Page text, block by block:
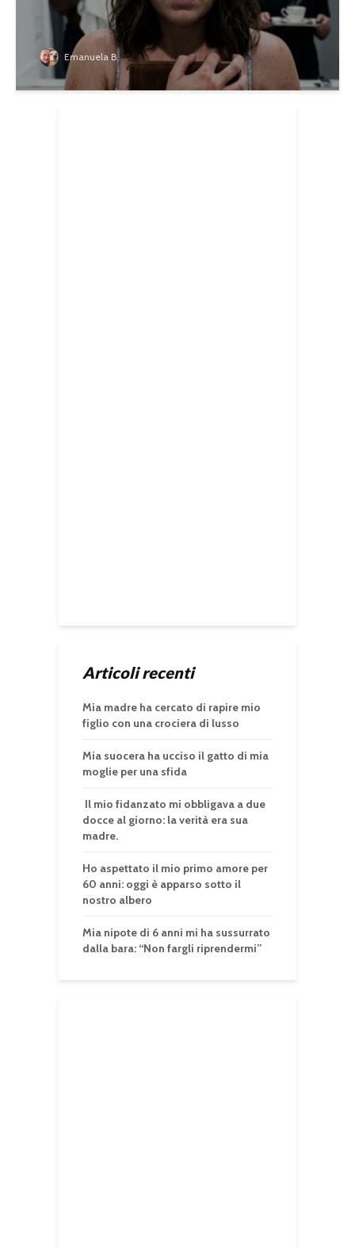
Emanuela B.
Articoli recenti
Mia madre ha cercato di rapire mio
figlio con una crociera di lusso
Mia suocera ha ucciso il gatto di mia
moglie per una sfida
Il mio fidanzato mi obbligava a due
docce al giorno: la verità era sua
madre.
Ho aspettato il mio primo amore per
60 anni: oggi è apparso sotto il
nostro albero
Mia nipote di 6 anni mi ha sussurrato
dalla bara: “Non fargli riprendermi”